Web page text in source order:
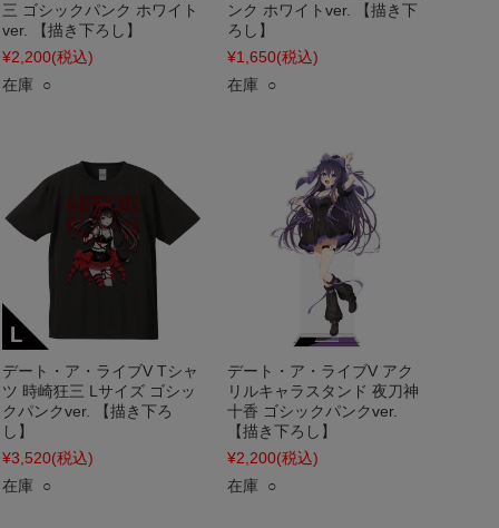
三 ゴシックパンク ホワイト
ver. 【描き下ろし】
¥2,200(税込)
在庫 ○
ンク ホワイトver. 【描き下
ろし】
¥1,650(税込)
在庫 ○
デート・ア・ライブV Tシャ
ツ 時崎狂三 Lサイズ ゴシッ
クパンクver. 【描き下ろ
し】
¥3,520(税込)
在庫 ○
デート・ア・ライブV アク
リルキャラスタンド 夜刀神
十香 ゴシックパンクver.
【描き下ろし】
¥2,200(税込)
在庫 ○